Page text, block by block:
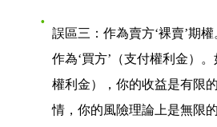
誤區三：作為賣方‘裸賣’期權
作為‘買方’（支付權利金）
權利金），你的收益是有限
情，你的風險理論上是無限